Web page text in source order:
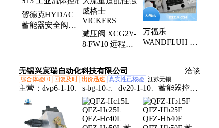
换向阀、减压阀、双联泵、威格士
贺德克HYDAC
蓄能器安全阀组
SAF20E12Y1T100A-减压阀 XCG2V-
8-FW10 远程控
量适配性强 威
格士VICKERS
万福乐
WANDFLUH 节
高效
无锡兴宸瑞自动化科技有限公司 洽谈
综合体验L0 回复及时 出价迅速 真实性已核验 江苏无锡
主营： dvp6-1-10、s-bg-10-r、dv20-1-10、蓄能器控制
阀组、drv6-1-10、s-bg-06-l、drvp6-1-10、sbg-03-v-l、
dvp20-1-10、drvp16-1-10、s-bg-06-v-r、msw-03-x-
10、msb-03-x-40、msw-06-y-10、msb-01-x-50、单向